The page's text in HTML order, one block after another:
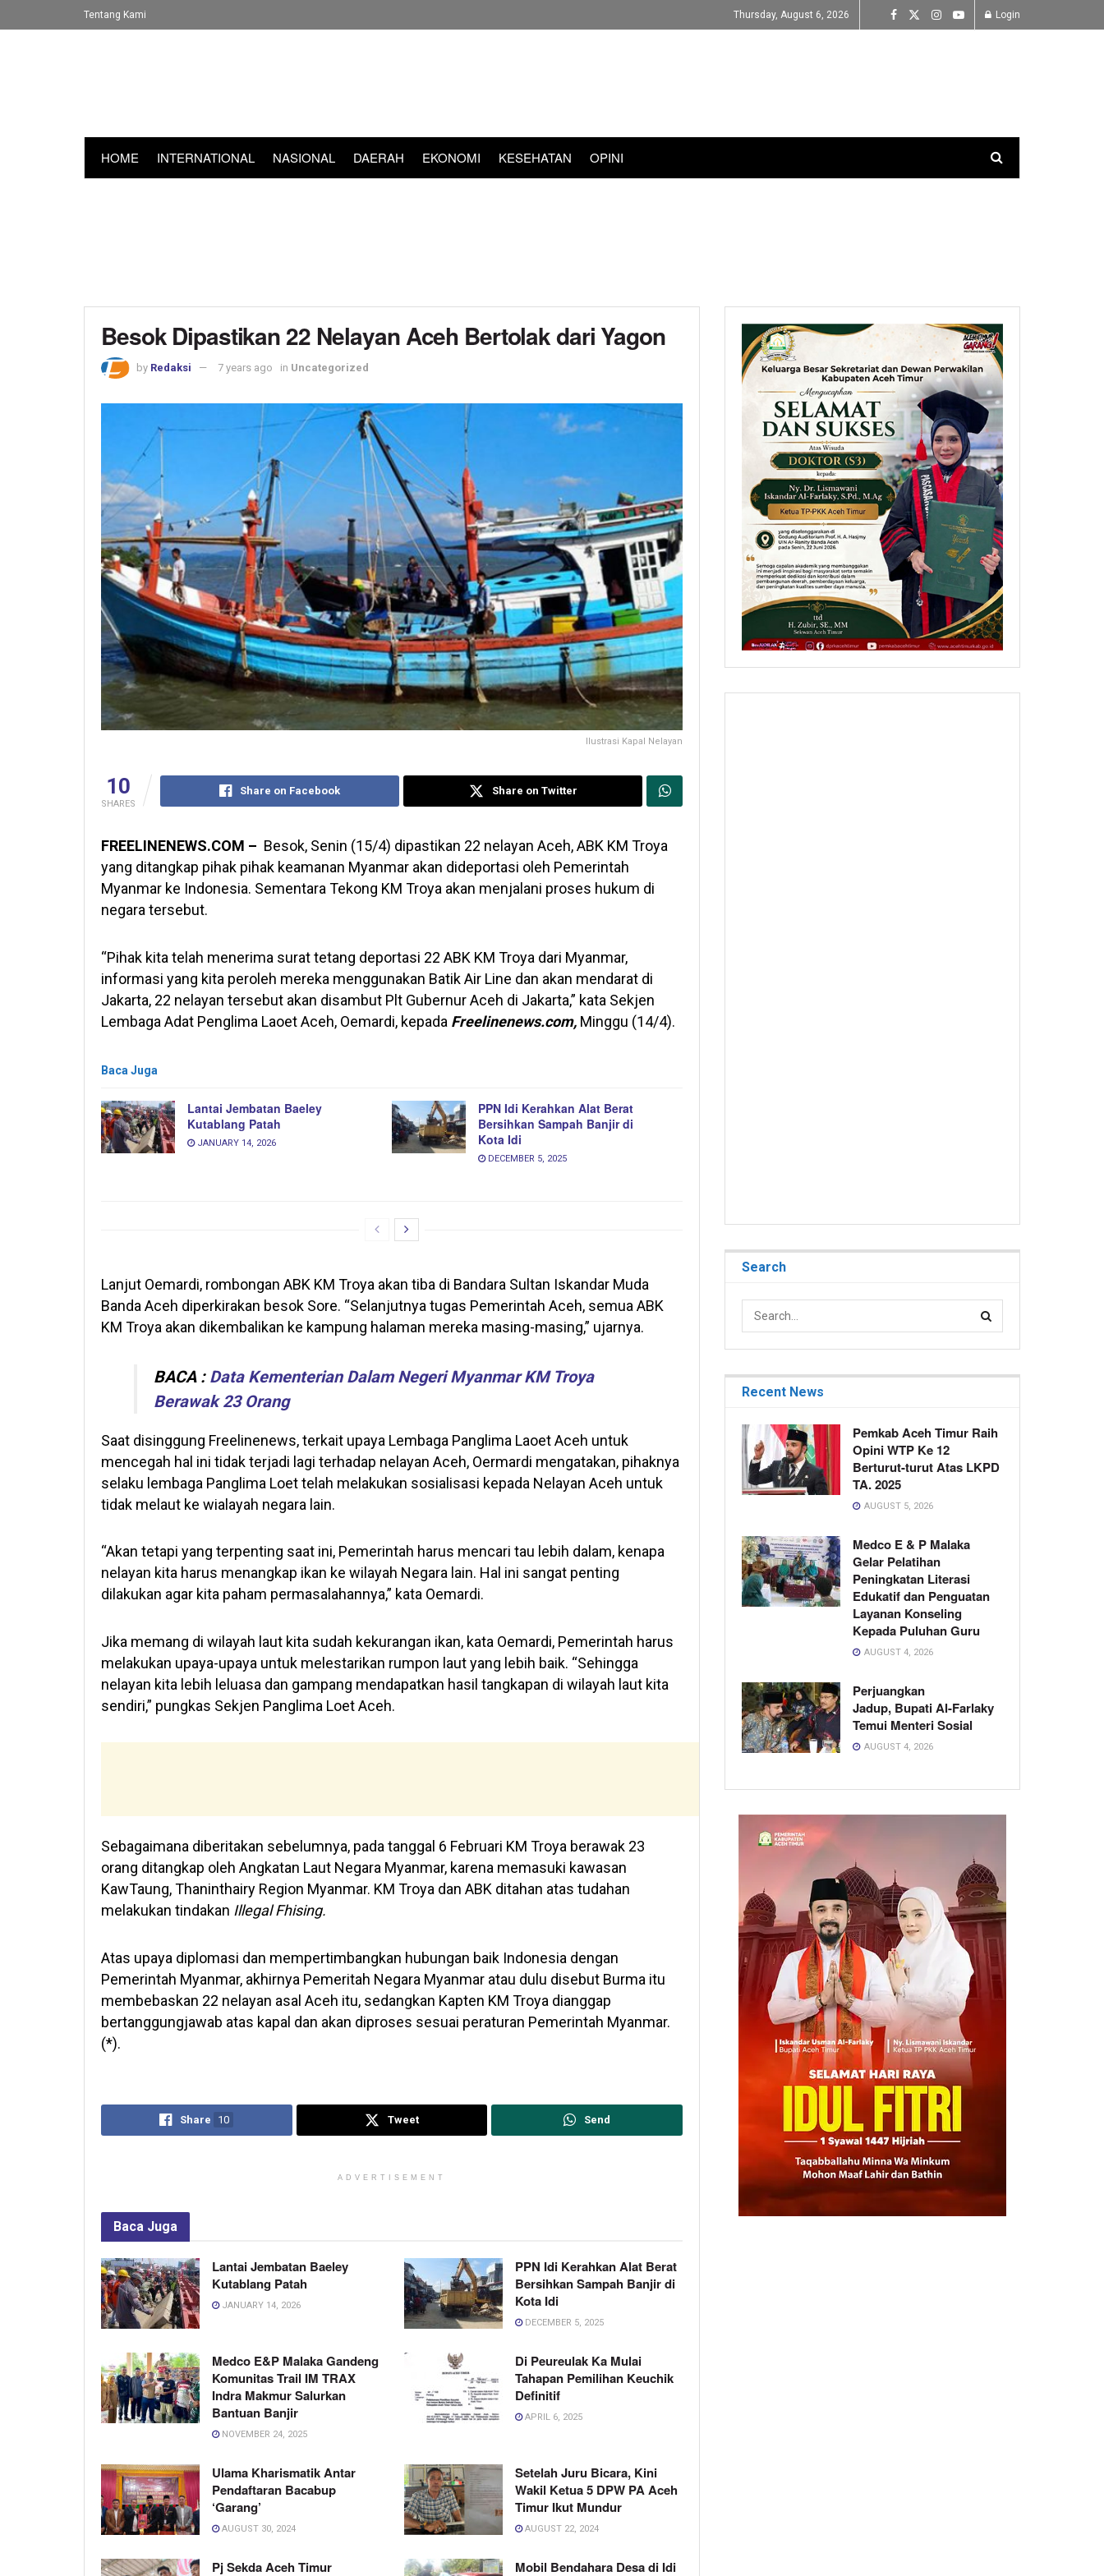
Tentang Kami Thursday, August 6, 2026 Login
HOME INTERNATIONAL NASIONAL DAERAH EKONOMI KESEHATAN OPINI
Besok Dipastikan 22 Nelayan Aceh Bertolak dari Yagon
by Redaksi 7 years ago in Uncategorized
Ilustrasi Kapal Nelayan
10
SHARES
Share on Facebook Share on Twitter
FREELINENEWS.COM – Besok, Senin (15/4) dipastikan 22 nelayan Aceh, ABK KM Troya
yang ditangkap pihak pihak keamanan Myanmar akan dideportasi oleh Pemerintah
Myanmar ke Indonesia. Sementara Tekong KM Troya akan menjalani proses hukum di
negara tersebut.
“Pihak kita telah menerima surat tetang deportasi 22 ABK KM Troya dari Myanmar,
informasi yang kita peroleh mereka menggunakan Batik Air Line dan akan mendarat di
Jakarta, 22 nelayan tersebut akan disambut Plt Gubernur Aceh di Jakarta,” kata Sekjen
Lembaga Adat Penglima Laoet Aceh, Oemardi, kepada Freelinenews.com, Minggu (14/4).
Baca Juga
Lantai Jembatan Baeley
Kutablang Patah
JANUARY 14, 2026
PPN Idi Kerahkan Alat Berat
Bersihkan Sampah Banjir di
Kota Idi
DECEMBER 5, 2025
Lanjut Oemardi, rombongan ABK KM Troya akan tiba di Bandara Sultan Iskandar Muda
Banda Aceh diperkirakan besok Sore. “Selanjutnya tugas Pemerintah Aceh, semua ABK
KM Troya akan dikembalikan ke kampung halaman mereka masing-masing,” ujarnya.
BACA : Data Kementerian Dalam Negeri Myanmar KM Troya
Berawak 23 Orang
Saat disinggung Freelinenews, terkait upaya Lembaga Panglima Laoet Aceh untuk
mencegah hal ini tidak terjadi lagi terhadap nelayan Aceh, Oermardi mengatakan, pihaknya
selaku lembaga Panglima Loet telah melakukan sosialisasi kepada Nelayan Aceh untuk
tidak melaut ke wialayah negara lain.
“Akan tetapi yang terpenting saat ini, Pemerintah harus mencari tau lebih dalam, kenapa
nelayan kita harus menangkap ikan ke wilayah Negara lain. Hal ini sangat penting
dilakukan agar kita paham permasalahannya,” kata Oemardi.
Jika memang di wilayah laut kita sudah kekurangan ikan, kata Oemardi, Pemerintah harus
melakukan upaya-upaya untuk melestarikan rumpon laut yang lebih baik. “Sehingga
nelayan kita lebih leluasa dan gampang mendapatkan hasil tangkapan di wilayah laut kita
sendiri,” pungkas Sekjen Panglima Loet Aceh.
Sebagaimana diberitakan sebelumnya, pada tanggal 6 Februari KM Troya berawak 23
orang ditangkap oleh Angkatan Laut Negara Myanmar, karena memasuki kawasan
KawTaung, Thaninthairy Region Myanmar. KM Troya dan ABK ditahan atas tudahan
melakukan tindakan Illegal Fhising.
Atas upaya diplomasi dan mempertimbangkan hubungan baik Indonesia dengan
Pemerintah Myanmar, akhirnya Pemeritah Negara Myanmar atau dulu disebut Burma itu
membebaskan 22 nelayan asal Aceh itu, sedangkan Kapten KM Troya dianggap
bertanggungjawab atas kapal dan akan diproses sesuai peraturan Pemerintah Myanmar.
(*).
Share 10 Tweet Send
ADVERTISEMENT
Baca Juga
Lantai Jembatan Baeley
Kutablang Patah
JANUARY 14, 2026
PPN Idi Kerahkan Alat Berat
Bersihkan Sampah Banjir di
Kota Idi
DECEMBER 5, 2025
Medco E&P Malaka Gandeng
Komunitas Trail IM TRAX
Indra Makmur Salurkan
Bantuan Banjir
NOVEMBER 24, 2025
Di Peureulak Ka Mulai
Tahapan Pemilihan Keuchik
Definitif
APRIL 6, 2025
Ulama Kharismatik Antar
Pendaftaran Bacabup
‘Garang’
AUGUST 30, 2024
Setelah Juru Bicara, Kini
Wakil Ketua 5 DPW PA Aceh
Timur Ikut Mundur
AUGUST 22, 2024
Pj Sekda Aceh Timur
Mobil Bendahara Desa di Idi
Search
Recent News
Pemkab Aceh Timur Raih
Opini WTP Ke 12
Berturut-turut Atas LKPD
TA. 2025
AUGUST 5, 2026
Medco E & P Malaka
Gelar Pelatihan
Peningkatan Literasi
Edukatif dan Penguatan
Layanan Konseling
Kepada Puluhan Guru
AUGUST 4, 2026
Perjuangkan
Jadup, Bupati Al-Farlaky
Temui Menteri Sosial
AUGUST 4, 2026